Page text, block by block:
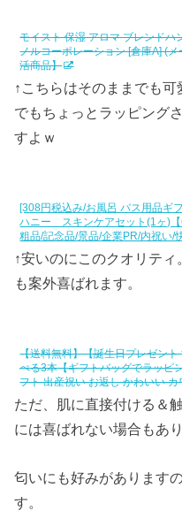
モイスト 保湿 アロマ ブレンドハ
ノルコーポレーション [倉庫A] (
活商品】
↑こちらはそのままでも可
でもちょっとラッピング
すよｗ
[308円税込み/お風呂 バス用品ギ
ハニー スキンケアセット(1ヶ)
粗品/記念品/景品/企業PR/内祝い/
↑安いのにこのクオリテ
も案外喜ばれます。
【送料無料】【誕生日プレゼン
べる3本【ギフトバッグでラッピ
フト 出産祝い お返し かわいい
ただ、肌に直接付ける＆
には喜ばれない場合もあ
匂いにも好みがあります
す。